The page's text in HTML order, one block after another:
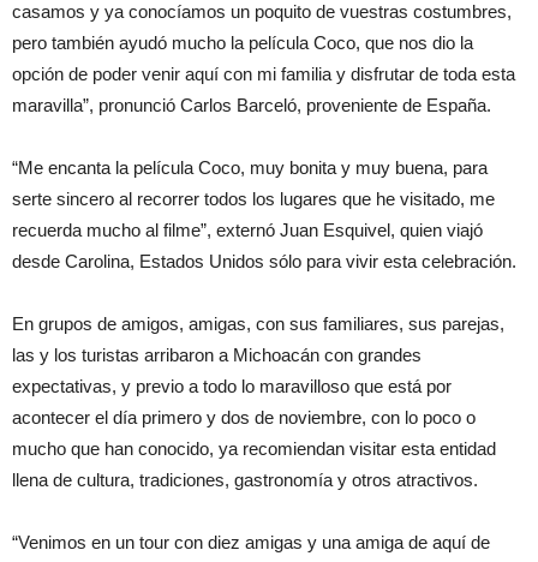
casamos y ya conocíamos un poquito de vuestras costumbres,
pero también ayudó mucho la película Coco, que nos dio la
opción de poder venir aquí con mi familia y disfrutar de toda esta
maravilla”, pronunció Carlos Barceló, proveniente de España.
“Me encanta la película Coco, muy bonita y muy buena, para
serte sincero al recorrer todos los lugares que he visitado, me
recuerda mucho al filme”, externó Juan Esquivel, quien viajó
desde Carolina, Estados Unidos sólo para vivir esta celebración.
En grupos de amigos, amigas, con sus familiares, sus parejas,
las y los turistas arribaron a Michoacán con grandes
expectativas, y previo a todo lo maravilloso que está por
acontecer el día primero y dos de noviembre, con lo poco o
mucho que han conocido, ya recomiendan visitar esta entidad
llena de cultura, tradiciones, gastronomía y otros atractivos.
“Venimos en un tour con diez amigas y una amiga de aquí de